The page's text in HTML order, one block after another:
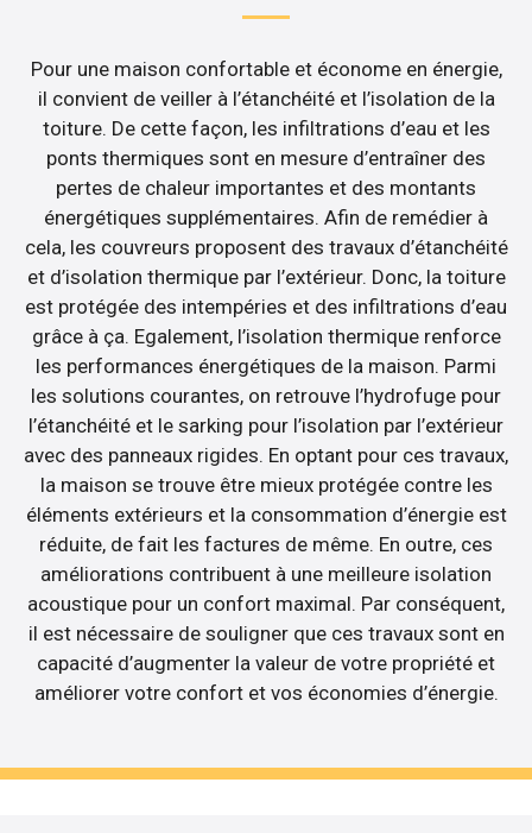
Pour une maison confortable et économe en énergie,
il convient de veiller à l’étanchéité et l’isolation de la
toiture. De cette façon, les infiltrations d’eau et les
ponts thermiques sont en mesure d’entraîner des
pertes de chaleur importantes et des montants
énergétiques supplémentaires. Afin de remédier à
cela, les couvreurs proposent des travaux d’étanchéité
et d’isolation thermique par l’extérieur. Donc, la toiture
est protégée des intempéries et des infiltrations d’eau
grâce à ça. Egalement, l’isolation thermique renforce
les performances énergétiques de la maison. Parmi
les solutions courantes, on retrouve l’hydrofuge pour
l’étanchéité et le sarking pour l’isolation par l’extérieur
avec des panneaux rigides. En optant pour ces travaux,
la maison se trouve être mieux protégée contre les
éléments extérieurs et la consommation d’énergie est
réduite, de fait les factures de même. En outre, ces
améliorations contribuent à une meilleure isolation
acoustique pour un confort maximal. Par conséquent,
il est nécessaire de souligner que ces travaux sont en
capacité d’augmenter la valeur de votre propriété et
améliorer votre confort et vos économies d’énergie.